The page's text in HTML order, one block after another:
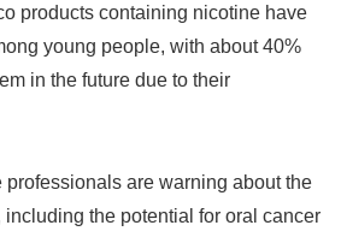
products containing nicotine have
young people, with about 40%
in the future due to their
professionals are warning about the
including the potential for oral cancer